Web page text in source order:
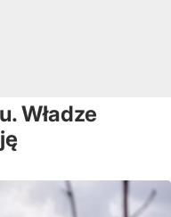
Władze